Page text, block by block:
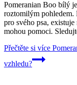
Pomeranian Boo bílý
roztomilým pohledem.
pro svého psa,
mohou pomoci.
Přečtěte si více
vzhledu?